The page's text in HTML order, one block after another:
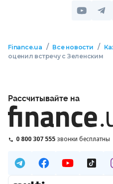
Finance.ua / Все новости /
оценил встречу с Зеленским
Рассчитывайте на
0 800 307 555 звонки бесплатны